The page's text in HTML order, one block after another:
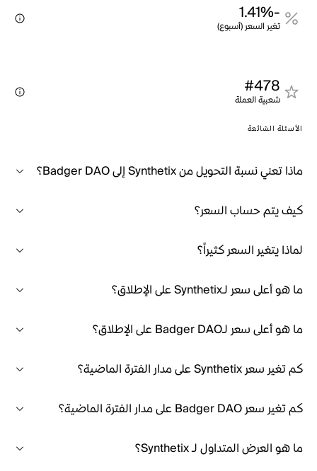
-1.41%
تغير السعر (أسبوع)
#478
شعبية العملة
الأسئلة الشائعة
ماذا تعني نسبة التحويل من Synthetix إلى Badger DAO؟
كيف يتم حساب السعر؟
لماذا يتغير السعر كثيراً؟
ما هو أعلى سعر لـSynthetix على الإطلاق؟
ما هو أعلى سعر لـBadger DAO على الإطلاق؟
كم تغير سعر Synthetix على مدار الفترة الماضية؟
كم تغير سعر Badger DAO على مدار الفترة الماضية؟
ما هو العرض المتداول لـ Synthetix؟